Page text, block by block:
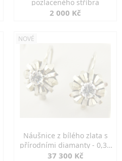
pozlaceného stříbra
2 000 Kč
NOVÉ
Náušnice z bílého zlata s
přírodními diamanty - 0,30
ct
37 300 Kč